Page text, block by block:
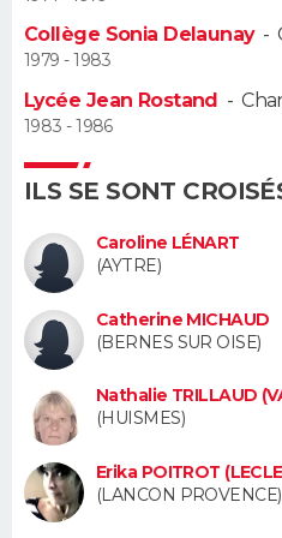
Alimentation
Guide de la santé
Maladies
Médicaments
Sommeil
VOYAGE
Destinations
City break
Voyage nature
Voyage de noces
Forum
Climat
+
PHOTO
GUIDES D'ACHAT
CARTE DE VOEUX
Carte de Noël
Carte Bonne année
Carte Saint-Valentin
Carte Pâques
Carte d'anniversaire
DICTIONNAIRE
PROGRAMME TV
COPAINS D'AVANT
S'inscrire
Se connecter
Lycées
Collèges
Primaires
Universités
Entreprises
Service militaire
Avis de recherche
AVIS DE DÉCÈS
Collège Sonia Delaunay-
1979 - 1983
Lycée Jean Rostand -
1983 - 1986
ILS SE SONT
Caroline LÉNART
(AYTRE)
Catherine MICHAUD
(BERNES SUR OISE)
Nathalie TRILLAUD
(HUISMES)
Erika POITROT
(LANCON PROVENCE)